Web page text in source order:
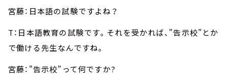
宮藤：日本語の試験ですよね？
T：日本語教育の試験です。それを受かれば、"告示校”とか
で働ける先生なんですね。
宮藤："告示校”って何ですか?